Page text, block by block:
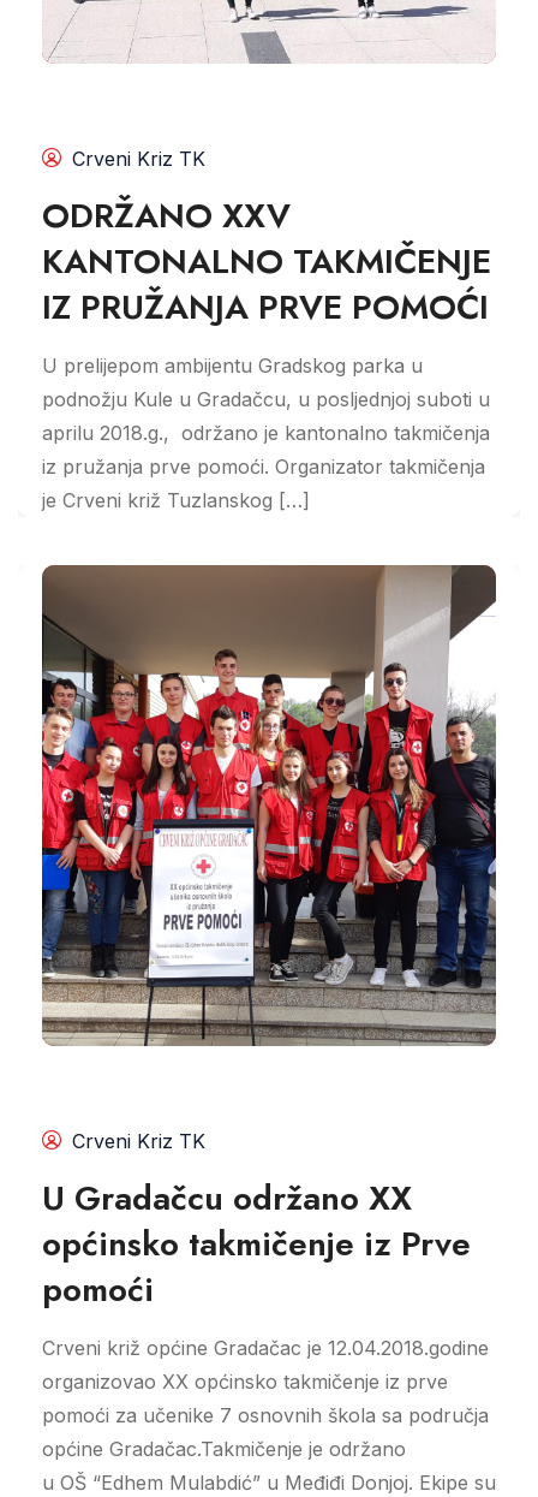
Crveni Kriz TK
ODRŽANO XXV
KANTONALNO TAKMIČENJE
IZ PRUŽANJA PRVE POMOĆI
U prelijepom ambijentu Gradskog parka u
podnožju Kule u Gradačcu, u posljednjoj suboti u
aprilu 2018.g., održano je kantonalno takmičenja
iz pružanja prve pomoći. Organizator takmičenja
je Crveni križ Tuzlanskog […]
Crveni Kriz TK
U Gradačcu održano XX
općinsko takmičenje iz Prve
pomoći
Crveni križ općine Gradačac je 12.04.2018.godine
organizovao XX općinsko takmičenje iz prve
pomoći za učenike 7 osnovnih škola sa područja
općine Gradačac.Takmičenje je održano
u OŠ “Edhem Mulabdić” u Međiđi Donjoj. Ekipe su